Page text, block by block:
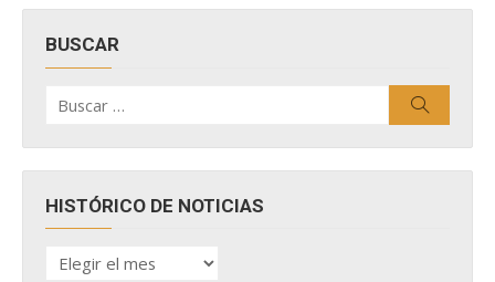
BUSCAR
por:
HISTÓRICO DE NOTICIAS
HISTÓRICO
DE